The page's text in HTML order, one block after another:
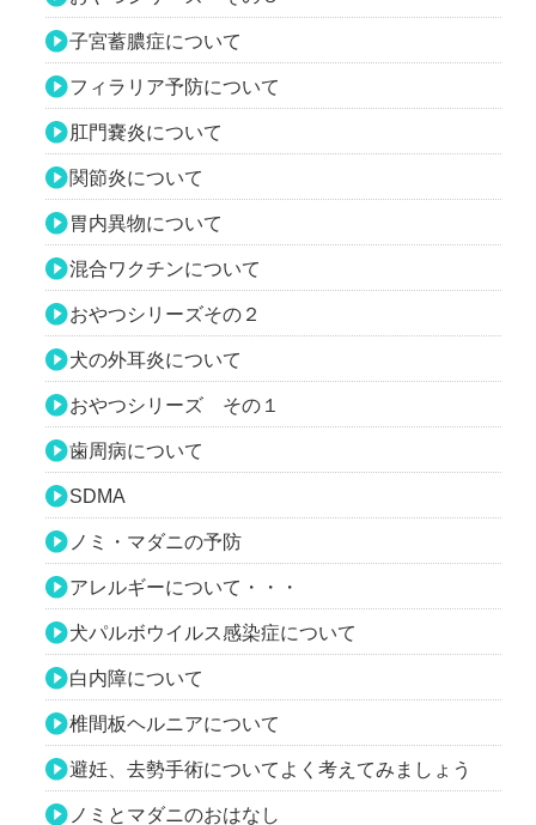
子宮蓄膿症について
フィラリア予防について
肛門嚢炎について
関節炎について
胃内異物について
混合ワクチンについて
おやつシリーズその２
犬の外耳炎について
おやつシリーズ その１
歯周病について
SDMA
ノミ・マダニの予防
アレルギーについて・・・
犬パルボウイルス感染症について
白内障について
椎間板ヘルニアについて
避妊、去勢手術についてよく考えてみましょう
ノミとマダニのおはなし